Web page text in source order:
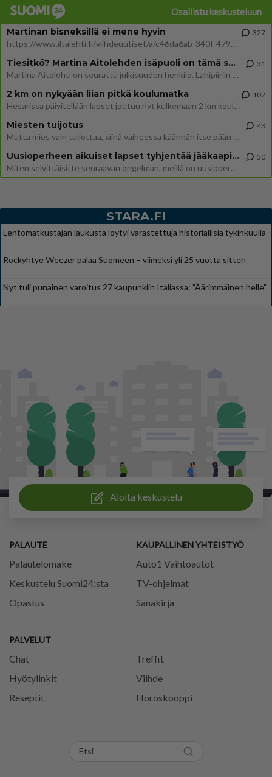
Osallistu keskusteluun
Martinan bisneksillä ei mene hyvin
https://www.iltalehti.fi/viihdeuutiset/a/c46da6ab-340f-4790-aaa7-0865eed2336 Yrityksen konkurssihakemus on tullut kärä
327
Tiesitkö? Martina Aitolehden isäpuoli on tämä suosittu laulaja
Martina Aitolehti on seurattu julkisuuden henkilö. Lähipiiriin mahtuu muitakin tunnettuja henkilöitä. Tiesitkö, että Ma
31
2 km on nykyään liian pitkä koulumatka
Hesarissa päivitellään lapset joutuu nyt kulkemaan 2 km kouluun jösses. Ruostefillarilla tuo matka menee vaikka miten äk
102
Miesten tuijotus
Mutta mies vain tuijottaa, siinä vaiheessa käännän itse pään pois. Mikä juttu? Yleensä jos joku tuijottaa tai katsoo, hä
43
Uusioperheen aikuiset lapset tyhjentää jääkaapin käydessään
Miten selvittäisitte seuraavan ongelman, meillä on uusioperhe, minulla teini-ikäiset lapset ja puolisolla aikuiset, jotk
50
STARA.FI
Lentomatkustajan laukusta löytyi varastettuja historiallisia tykinkuulia
Rockyhtye Weezer palaa Suomeen – viimeksi yli 25 vuotta sitten
Nyt tuli punainen varoitus 27 kaupunkiin Italiassa: ”Äärimmäinen helle”
Aloita keskustelu
PALAUTE
Palautelomake
Keskustelu Suomi24:sta
Opastus
PALVELUT
Chat
Treffit
Hyötylinkit
Viihde
Reseptit
Horoskooppi
KAUPALLINEN YHTEISTYÖ
Auto1 Vaihtoautot
TV-ohjelmat
Sanakirja